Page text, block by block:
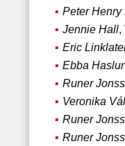
Peter Henry
Jennie Hall,
Eric
Ebba
Runer
Veronika
Runer
Runer